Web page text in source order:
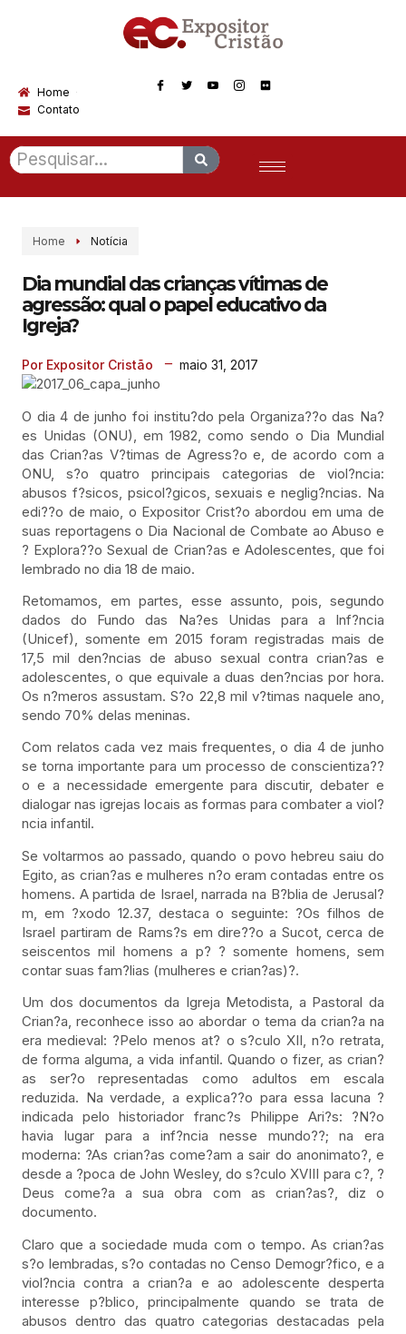
Home
Contato
Home Notícia
Dia mundial das crianças vítimas de
agressão: qual o papel educativo da
Igreja?
Por Expositor Cristão maio 31, 2017
O dia 4 de junho foi institu?do pela Organiza??o das Na?
es Unidas (ONU), em 1982, como sendo o Dia Mundial
das Crian?as V?timas de Agress?o e, de acordo com a
ONU, s?o quatro principais categorias de viol?ncia:
abusos f?sicos, psicol?gicos, sexuais e neglig?ncias. Na
edi??o de maio, o Expositor Crist?o abordou em uma de
suas reportagens o Dia Nacional de Combate ao Abuso e
? Explora??o Sexual de Crian?as e Adolescentes, que foi
lembrado no dia 18 de maio.
Retomamos, em partes, esse assunto, pois, segundo
dados do Fundo das Na?es Unidas para a Inf?ncia
(Unicef), somente em 2015 foram registradas mais de
17,5 mil den?ncias de abuso sexual contra crian?as e
adolescentes, o que equivale a duas den?ncias por hora.
Os n?meros assustam. S?o 22,8 mil v?timas naquele ano,
sendo 70% delas meninas.
Com relatos cada vez mais frequentes, o dia 4 de junho
se torna importante para um processo de conscientiza??
o e a necessidade emergente para discutir, debater e
dialogar nas igrejas locais as formas para combater a viol?
ncia infantil.
Se voltarmos ao passado, quando o povo hebreu saiu do
Egito, as crian?as e mulheres n?o eram contadas entre os
homens. A partida de Israel, narrada na B?blia de Jerusal?
m, em ?xodo 12.37, destaca o seguinte: ?Os filhos de
Israel partiram de Rams?s em dire??o a Sucot, cerca de
seiscentos mil homens a p? ? somente homens, sem
contar suas fam?lias (mulheres e crian?as)?.
Um dos documentos da Igreja Metodista, a Pastoral da
Crian?a, reconhece isso ao abordar o tema da crian?a na
era medieval: ?Pelo menos at? o s?culo XII, n?o retrata,
de forma alguma, a vida infantil. Quando o fizer, as crian?
as ser?o representadas como adultos em escala
reduzida. Na verdade, a explica??o para essa lacuna ?
indicada pelo historiador franc?s Philippe Ari?s: ?N?o
havia lugar para a inf?ncia nesse mundo??; na era
moderna: ?As crian?as come?am a sair do anonimato?, e
desde a ?poca de John Wesley, do s?culo XVIII para c?, ?
Deus come?a a sua obra com as crian?as?, diz o
documento.
Claro que a sociedade muda com o tempo. As crian?as
s?o lembradas, s?o contadas no Censo Demogr?fico, e a
viol?ncia contra a crian?a e ao adolescente desperta
interesse p?blico, principalmente quando se trata de
abusos dentro das quatro categorias destacadas pela